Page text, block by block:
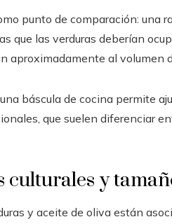
punto de comparación: una
que las verduras deberían
aproximadamente al volumen
báscula de cocina permite
que suelen diferenciar
culturales y
y aceite de oliva están